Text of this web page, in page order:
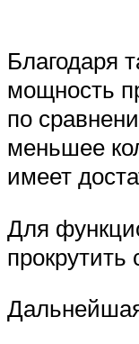
Благодаря
мощность
по
меньшее
имеет
Для
прокрутить